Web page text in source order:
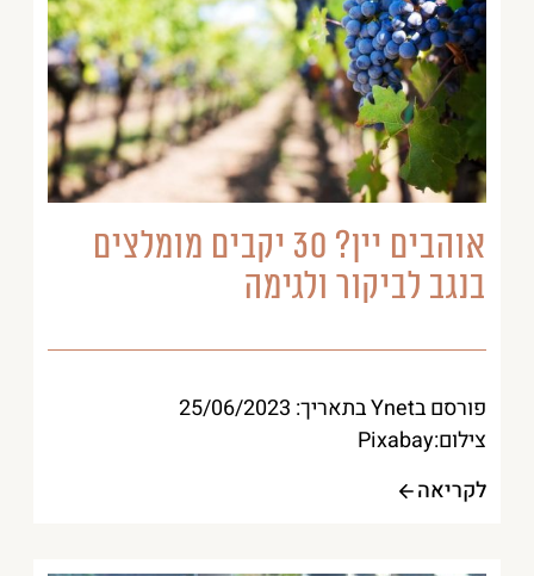
אוהבים יין? 30 יקבים מומלצים
בנגב לביקור ולגימה
פורסם בYnet בתאריך: 25/06/2023
צילום:Pixabay
לקריאה